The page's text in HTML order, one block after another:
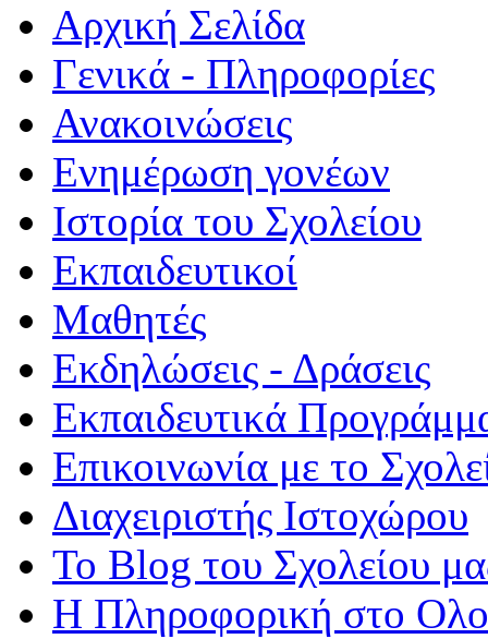
Αρχική Σελίδα
Γενικά - Πληροφορίες
Ανακοινώσεις
Ενημέρωση γονέων
Ιστορία του Σχολείου
Εκπαιδευτικοί
Μαθητές
Εκδηλώσεις - Δράσεις
Εκπαιδευτικά
Επικοινωνία με το
Διαχειριστής Ιστοχώρου
Το Blog του Σχολείου
Η Πληροφορική στο